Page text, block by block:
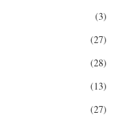
(3)
(27)
(28)
(13)
(27)